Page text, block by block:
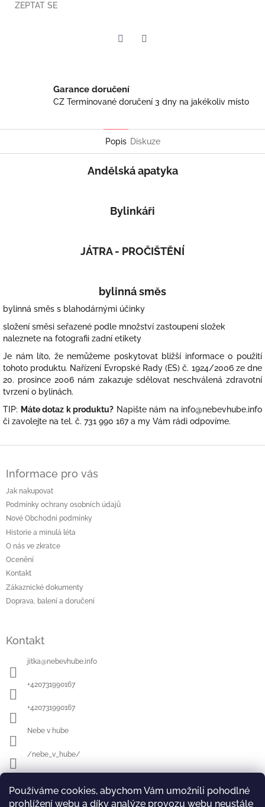
Používáme cookies, abychom Vám umožnili pohodlné
prohlížení webu a díky analýze provozu webu neustále
ZEPTAT SE
Garance doručení
CZ Termínované doručení 3 dny na jakékoliv místo
Popis Diskuze
Andělská apatyka
Bylinkáři
JÁTRA - PROČIŠTĚNÍ
bylinná směs
bylinná směs s blahodárnými účinky
složení směsi seřazené podle množství zastoupení složek
naleznete na fotografii zadní etikety
Je nám líto, že nemůžeme poskytovat bližší informace o použití
tohoto produktu. Nařízení Evropské Rady (ES) č. 1924/2006 ze dne
20. prosince 2006 nám zakazuje sdělovat neschválená zdravotní
tvrzení o bylinách.
TIP: Máte dotaz k produktu? Napište nám na info@nebevhube.info
či zavolejte na tel. č. 731 990 167 a my Vám rádi odpovíme.
Informace pro vás
Jak nakupovat
Podmínky ochrany osobních údajů
Nové Obchodní podmínky
Historie a minulá léta
O nás ve zkratce
Ocenění
Kontakt
Zákaznické dokumenty
Doprava, balení a doručení
Kontakt
jitka@nebevhube.info
+420731990167
+420731990167
Nebe v hube
/nebe_v_hube/
Přijímáme online platby